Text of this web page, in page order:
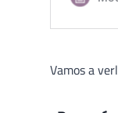
Vamos a